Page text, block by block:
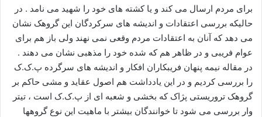
برای مردم ارسال می کند و یا کشته های خود را شهید می نامد . در
حالیکه بررسی اعتقادات و اندیشه های سرکردگان این گروهک نشان
می دهد که آنان به اعتقادات مردم وقعی نمی نهند ولی باز هم برای
عوام فریبی و در ظاهر هم که شده خود را مذهبی نشان می دهند .
در مقاله نیمه پنهان فریبکاران افکار و اندیشه های سرگرده پ.ک.ک
را بررسی کردیم و در این یادداشت هم اصول عقاید و مشی حاکم بر
گروهک تروریستی پژاک که بخشی و شعبه ای از پ.ک.ک است ، تیتر
وار بررسی می شود تا خوانندگان بیشتر با ماهیت این نوع گروهها